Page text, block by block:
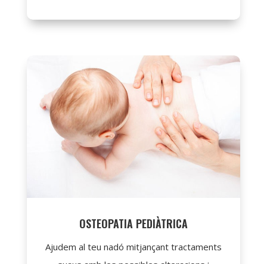
OSTEOPATIA PEDIÀTRICA
Ajudem al teu nadó mitjançant tractaments